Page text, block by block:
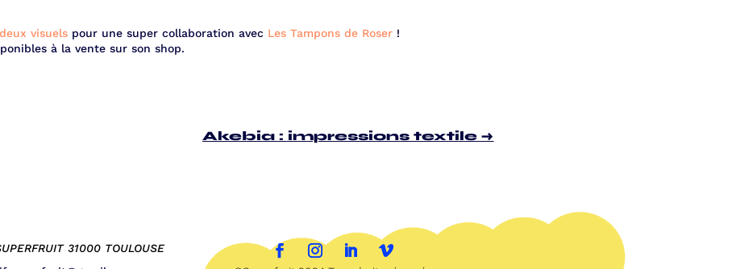
deux visuels pour une super collaboration avec Les Tampons de Roser !
à la vente sur son shop.
Akebia : impressions textile →
31000 TOULOUSE